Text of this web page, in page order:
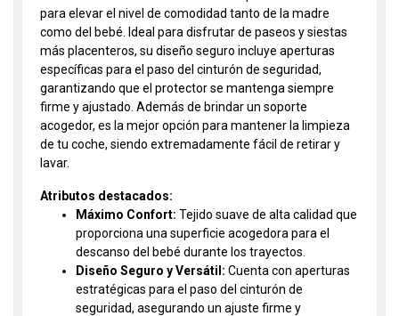
para elevar el nivel de comodidad tanto de la madre
como del bebé. Ideal para disfrutar de paseos y siestas
más placenteros, su diseño seguro incluye aperturas
específicas para el paso del cinturón de seguridad,
garantizando que el protector se mantenga siempre
firme y ajustado. Además de brindar un soporte
acogedor, es la mejor opción para mantener la limpieza
de tu coche, siendo extremadamente fácil de retirar y
lavar.
Atributos destacados:
Máximo Confort: Tejido suave de alta calidad que
proporciona una superficie acogedora para el
descanso del bebé durante los trayectos.
Diseño Seguro y Versátil: Cuenta con aperturas
estratégicas para el paso del cinturón de
seguridad, asegurando un ajuste firme y